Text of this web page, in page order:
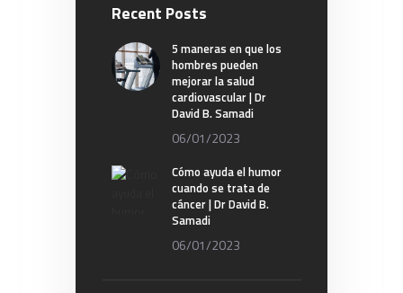
Recent Posts
5 maneras en que los
hombres pueden
mejorar la salud
cardiovascular | Dr
David B. Samadi
06/01/2023
Cómo ayuda el humor
cuando se trata de
cáncer | Dr David B.
Samadi
06/01/2023